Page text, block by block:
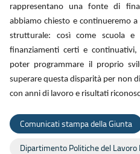
rappresentano una fonte di
abbiamo chiesto e continueremo
strutturale: così come scuola e
finanziamenti certi e
poter programmare il proprio
superare questa disparità per non
con anni di lavoro e risultati
Comunicati stampa della Giunta
Dipartimento Politiche del